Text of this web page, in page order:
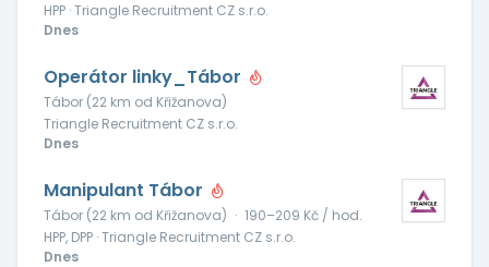
HPP · Triangle Recruitment CZ s.r.o.
Dnes
Operátor linky_Tábor
Tábor (22 km od Křižanova)
Triangle Recruitment CZ s.r.o.
Dnes
Manipulant Tábor
Tábor (22 km od Křižanova) · 190–209 Kč / hod.
HPP, DPP · Triangle Recruitment CZ s.r.o.
Dnes